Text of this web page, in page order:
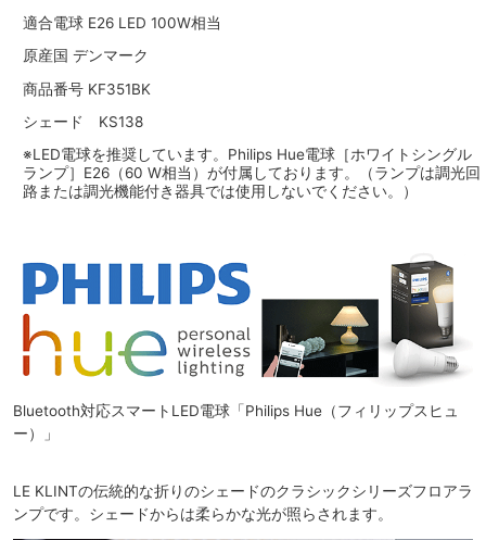
適合電球 E26 LED 100W相当
原産国 デンマーク
商品番号 KF351BK
シェード KS138
※LED電球を推奨しています。Philips Hue電球［ホワイトシングル
ランプ］E26（60 W相当）が付属しております。（ランプは調光回
路または調光機能付き器具では使用しないでください。）
Bluetooth対応スマートLED電球「Philips Hue（フィリップスヒュ
ー）」
LE KLINTの伝統的な折りのシェードのクラシックシリーズフロアラ
ンプです。シェードからは柔らかな光が照らされます。